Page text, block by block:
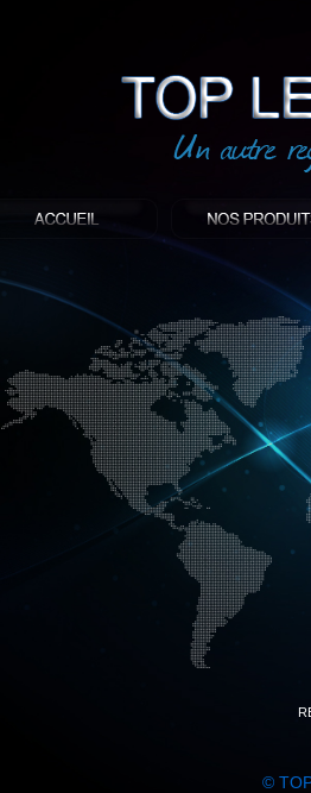
©
: Top led world
Produit décoratif led
Objet publicitaire led
éclairage blanc led
Enseigne publicitaire
Fabriquant et distributeur français
gamme à base de LED.
led, Topledworld, top led world, top
économie énergie, edf, lumière,